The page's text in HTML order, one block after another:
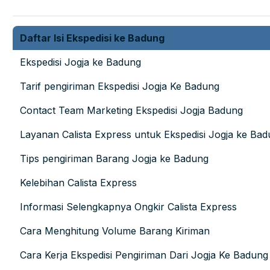
Daftar Isi Ekspedisi ke Badung
Ekspedisi Jogja ke Badung
Tarif pengiriman Ekspedisi Jogja Ke Badung
Contact Team Marketing Ekspedisi Jogja Badung
Layanan Calista Express untuk Ekspedisi Jogja ke
Tips pengiriman Barang Jogja ke Badung
Kelebihan Calista Express
Informasi Selengkapnya Ongkir Calista Express
Cara Menghitung Volume Barang Kiriman
Cara Kerja Ekspedisi Pengiriman Dari Jogja Ke Badung